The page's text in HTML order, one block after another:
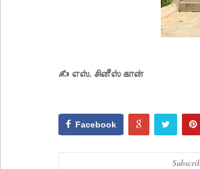
✍ எஸ். சினீஸ் கான்
Facebook